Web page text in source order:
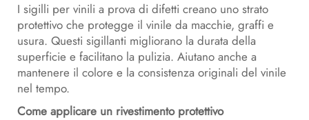
I sigilli per vinili a prova di difetti creano uno strato
protettivo che protegge il vinile da macchie, graffi e
usura. Questi sigillanti migliorano la durata della
superficie e facilitano la pulizia. Aiutano anche a
mantenere il colore e la consistenza originali del vinile
nel tempo.
Come applicare un rivestimento protettivo